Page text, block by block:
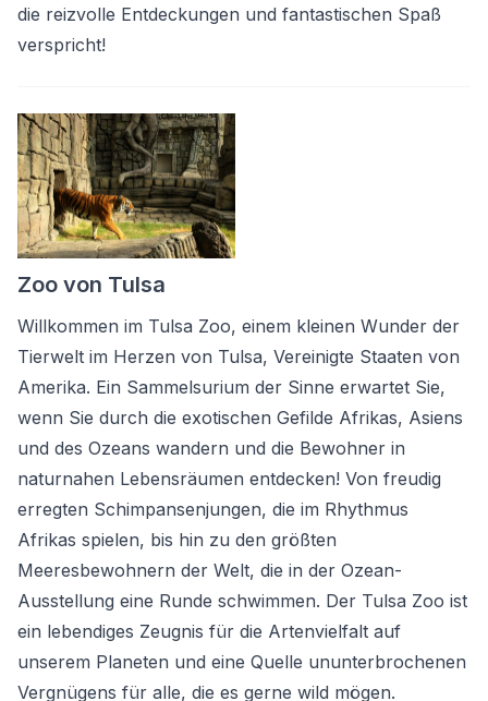
die reizvolle Entdeckungen und fantastischen Spaß
verspricht!
Zoo von Tulsa
Willkommen im Tulsa Zoo, einem kleinen Wunder der
Tierwelt im Herzen von Tulsa, Vereinigte Staaten von
Amerika. Ein Sammelsurium der Sinne erwartet Sie,
wenn Sie durch die exotischen Gefilde Afrikas, Asiens
und des Ozeans wandern und die Bewohner in
naturnahen Lebensräumen entdecken! Von freudig
erregten Schimpansenjungen, die im Rhythmus
Afrikas spielen, bis hin zu den größten
Meeresbewohnern der Welt, die in der Ozean-
Ausstellung eine Runde schwimmen. Der Tulsa Zoo ist
ein lebendiges Zeugnis für die Artenvielfalt auf
unserem Planeten und eine Quelle ununterbrochenen
Vergnügens für alle, die es gerne wild mögen.